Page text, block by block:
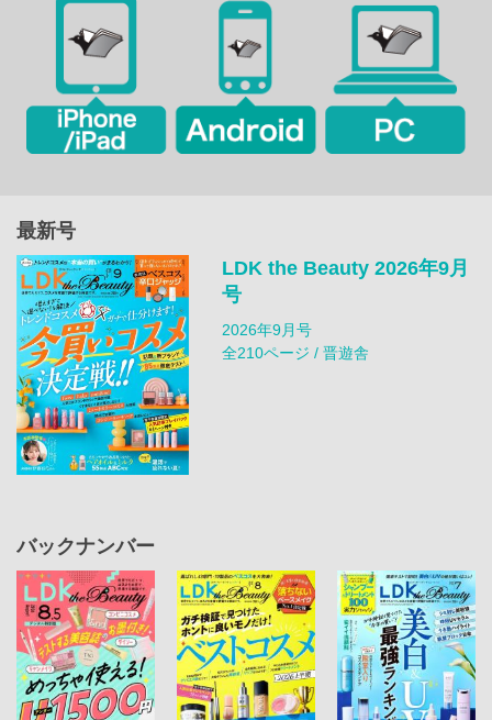
最新号
LDK the Beauty 2026年9月
号
2026年9月号
全210ページ / 晋遊舎
バックナンバー